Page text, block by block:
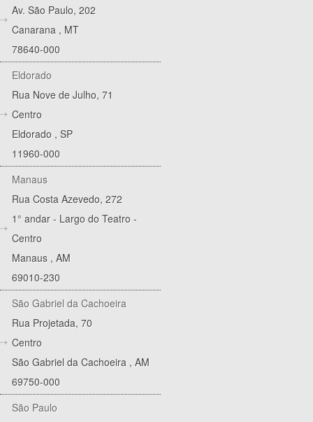
Av. São Paulo, 202
Canarana , MT
78640-000
Eldorado
Rua Nove de Julho, 71
Centro
Eldorado , SP
11960-000
Manaus
Rua Costa Azevedo, 272
1° andar - Largo do Teatro -
Centro
Manaus , AM
69010-230
São Gabriel da Cachoeira
Rua Projetada, 70
Centro
São Gabriel da Cachoeira , AM
69750-000
São Paulo